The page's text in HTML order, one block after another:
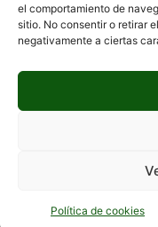
el comportamiento de
sitio. No consentir o retirar
negativamente a ciertas
Política de cookies
Páginas Webs es el
y programadores.